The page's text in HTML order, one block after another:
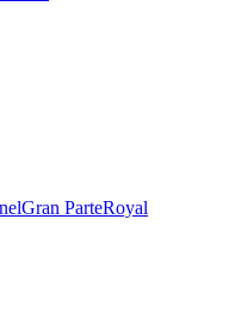
Gran ParteRoyal